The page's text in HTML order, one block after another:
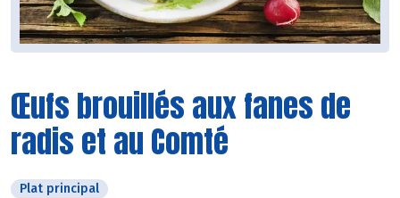
Œufs brouillés aux fanes de
radis et au Comté
Plat principal